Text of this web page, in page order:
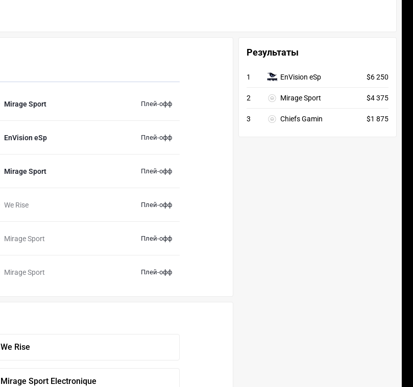
Mirage Sport Плей-офф
EnVision eSp Плей-офф
Mirage Sport Плей-офф
We Rise Плей-офф
Mirage Sport Плей-офф
Mirage Sport Плей-офф
We Rise
Mirage Sport Electronique
Результаты
1 EnVision eSp $6 250
2 Mirage Sport $4 375
3 Chiefs Gamin $1 875